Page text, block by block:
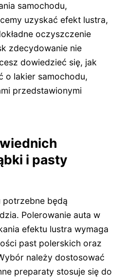
samochodu,
uzyskać efekt lustra,
oczyszczenie
zdecydowanie nie
dowiedzieć się, jak
o lakier samochodu,
przedstawionymi
i pasty
potrzebne będą
Polerowanie auta w
efektu lustra wymaga
past polerskich oraz
należy dostosować
preparaty stosuje się do